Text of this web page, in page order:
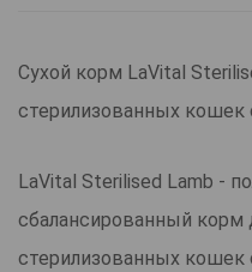
Сухой корм LaVital
стерилизованных кошек
LaVital Sterilised Lamb -
сбалансированный корм
стерилизованных